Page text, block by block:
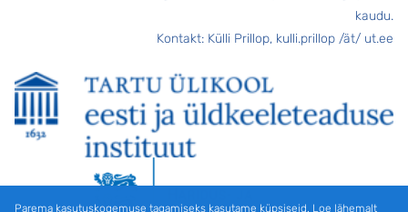
kaudu.
Kontakt: Külli Prillop, kulli.prillop /ät/ ut.ee
Parema kasutuskogemuse tagamiseks kasutame küpsiseid. Loe lähemalt